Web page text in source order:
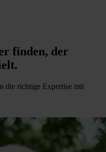
finden, der
die richtige Expertise mit